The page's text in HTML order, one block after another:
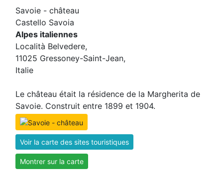
Savoie - château
Castello Savoia
Alpes italiennes
Località Belvedere,
11025 Gressoney-Saint-Jean,
Italie
Le château était la résidence de la Margherita de
Savoie. Construit entre 1899 et 1904.
Voir la carte des sites touristiques
Montrer sur la carte